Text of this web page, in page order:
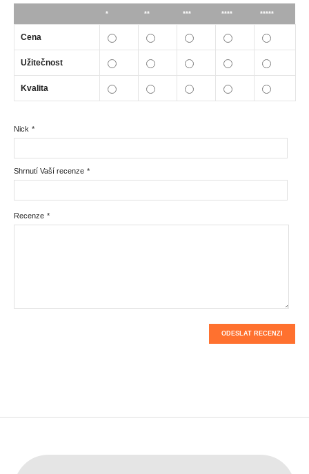
* ** *** **** *****
Cena
Užitečnost
Kvalita
*
Nick
*
Shrnutí Vaší recenze
*
Recenze
ODESLAT RECENZI